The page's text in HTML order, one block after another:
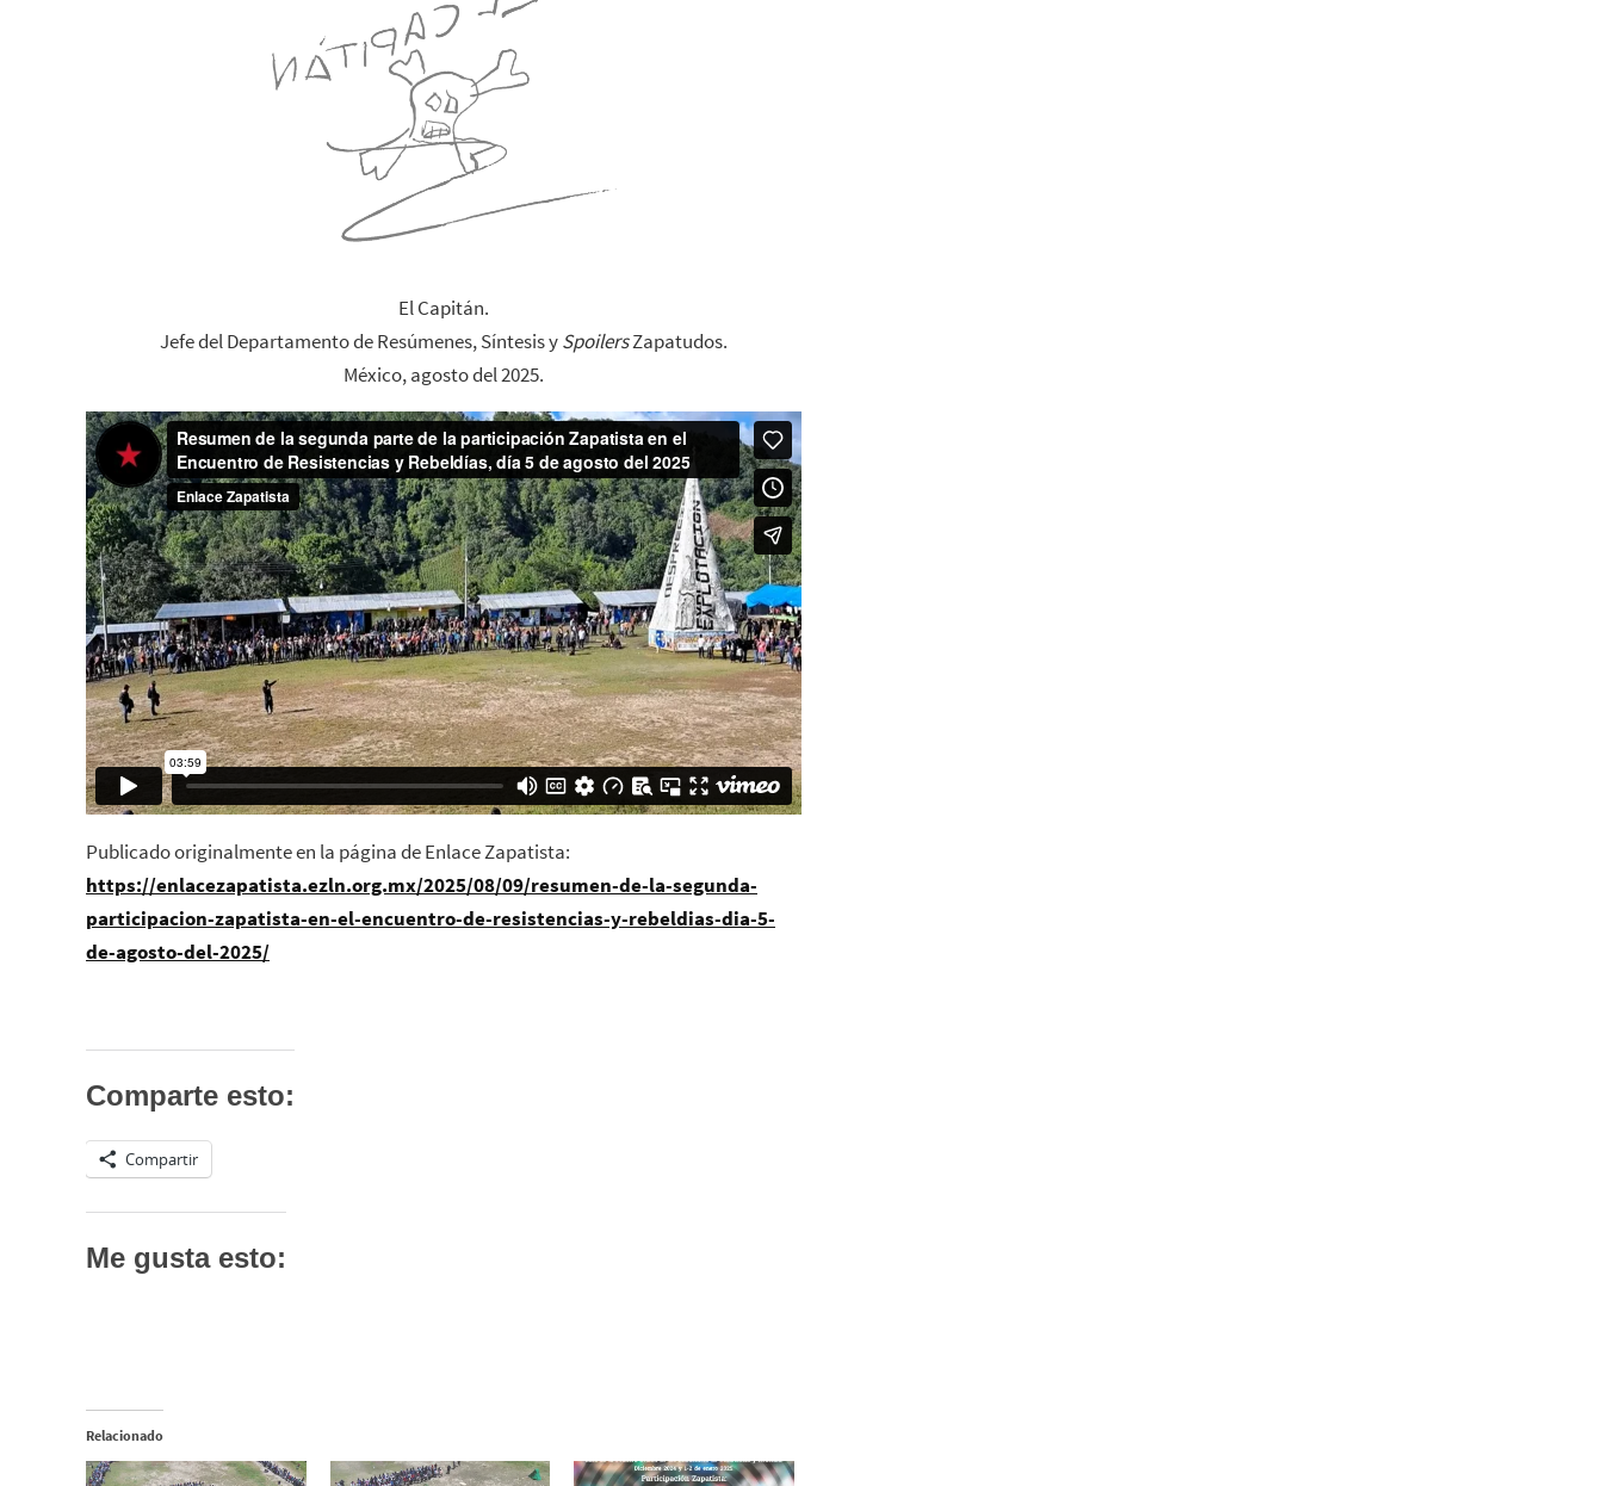
El Capitán.
Jefe del Departamento de Resúmenes, Síntesis ySpoilersZapatudos.
México, agosto del 2025.
Publicado originalmente en la página de Enlace Zapatista:
https://enlacezapatista.ezln.org.mx/2025/08/09/resumen-de-la-segunda-
participacion-zapatista-en-el-encuentro-de-resistencias-y-rebeldias-dia-5-
de-agosto-del-2025/
Comparte esto:
Compartir
Me gusta esto:
Relacionado